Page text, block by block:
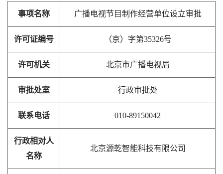
事项名称 广播电视节目制作经营单位设立审批
许可证编号 （京）字第35326号
许可机关 北京市广播电视局
审批处室 行政审批处
联系电话 010-89150042
行政相对人
名称
北京源乾智能科技有限公司